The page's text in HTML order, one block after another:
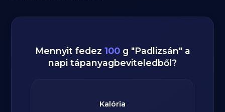
Mennyit fedez 100 g "Padlizsán" a
napi tápanyagbeviteledből?
Kalória